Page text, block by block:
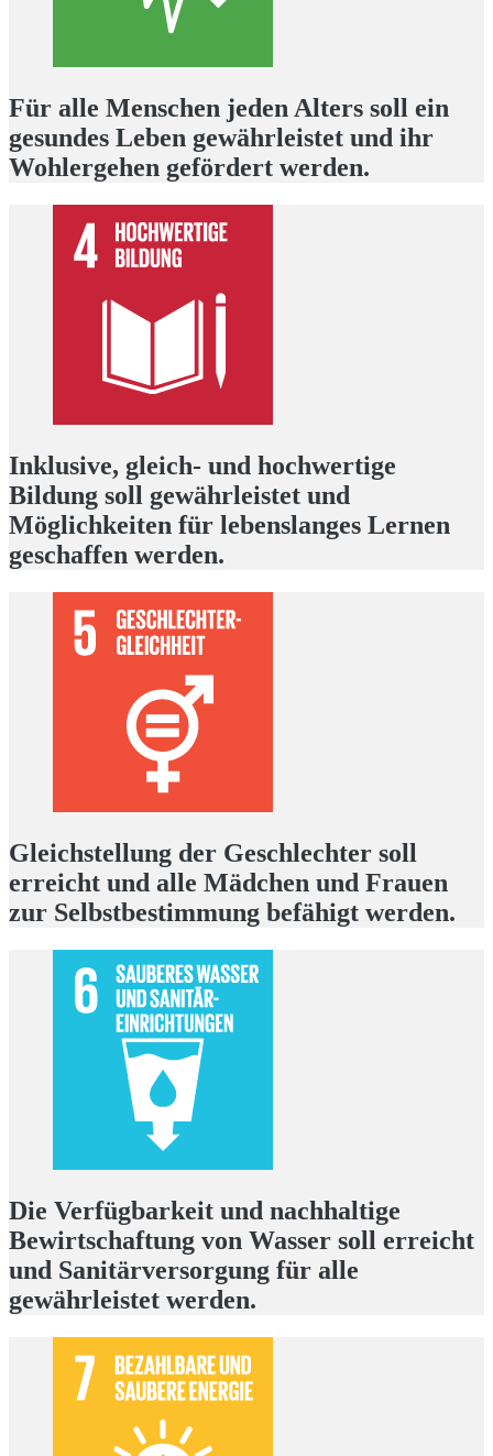
Für alle Menschen jeden Alters soll ein
gesundes Leben gewährleistet und ihr
Wohlergehen gefördert werden.
Inklusive, gleich- und hochwertige
Bildung soll gewährleistet und
Möglichkeiten für lebenslanges Lernen
geschaffen werden.
Gleichstellung der Geschlechter soll
erreicht und alle Mädchen und Frauen
zur Selbstbestimmung befähigt werden.
Die Verfügbarkeit und nachhaltige
Bewirtschaftung von Wasser soll erreicht
und Sanitärversorgung für alle
gewährleistet werden.